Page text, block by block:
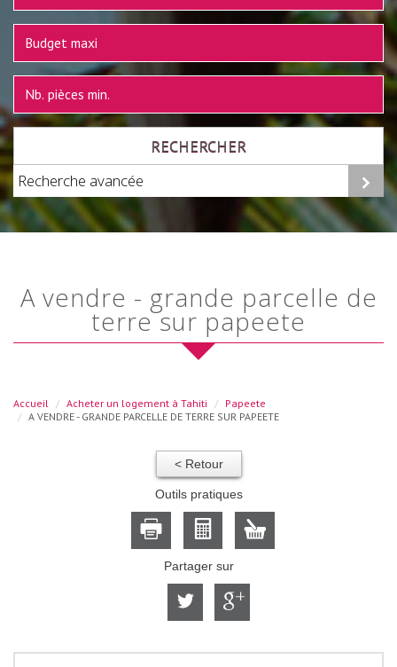
RECHERCHER
Recherche avancée
a vendre - grande parcelle de
terre sur papeete
Accueil Acheter un logement à Tahiti
Papeete
A VENDRE - GRANDE PARCELLE DE TERRE SUR PAPEETE
< Retour
Outils pratiques
Partager sur